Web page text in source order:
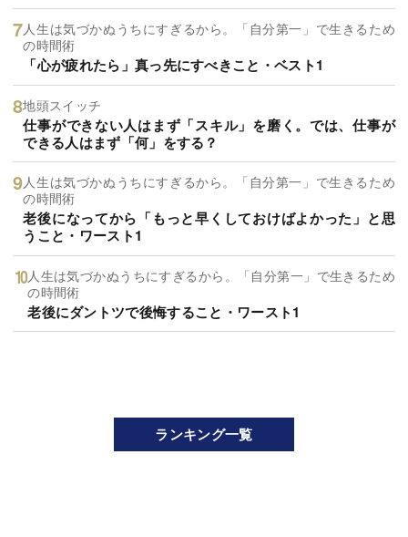
人生は気づかぬうちにすぎるから。「自分第一」で生きるため
の時間術
「心が疲れたら」真っ先にすべきこと・ベスト1
地頭スイッチ
仕事ができない人はまず「スキル」を磨く。では、仕事が
できる人はまず「何」をする？
人生は気づかぬうちにすぎるから。「自分第一」で生きるため
の時間術
老後になってから「もっと早くしておけばよかった」と思
うこと・ワースト1
人生は気づかぬうちにすぎるから。「自分第一」で生きるため
の時間術
老後にダントツで後悔すること・ワースト1
ランキング一覧